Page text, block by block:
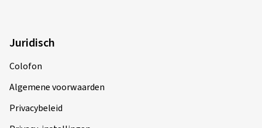
Juridisch
Colofon
Algemene voorwaarden
Privacybeleid